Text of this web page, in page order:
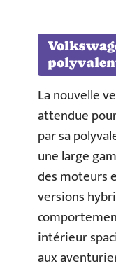
La nouvelle
attendue
par sa
une large
des moteurs
versions
intérieur
aux